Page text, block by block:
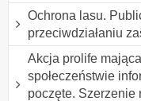
Ochrona lasu.
przeciwdziałaniu
Akcja prolife
społeczeństwie
poczęte. Szerzenie